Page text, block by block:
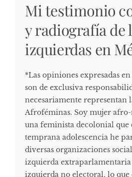
Mi testimonio
y radiografía de
izquierdas en
*Las opiniones expresadas
son de exclusiva
necesariamente representan
Afroféminas. Soy mujer
una feminista decolonial que
temprana adolescencia he
diversas organizaciones
izquierda
izquierda no electoral, lo